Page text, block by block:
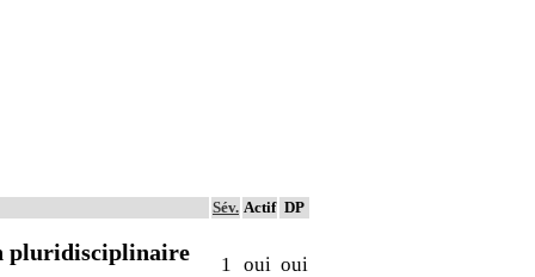
Sév. Actif DP
pluridisciplinaire
1 oui oui